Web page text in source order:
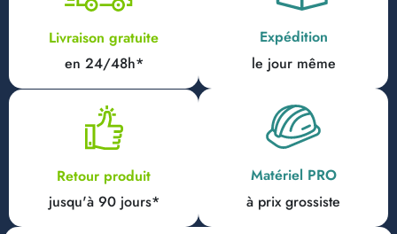
Livraison gratuite
en 24/48h*
Expédition
le jour même
Retour produit
jusqu'à 90 jours*
Matériel PRO
à prix grossiste